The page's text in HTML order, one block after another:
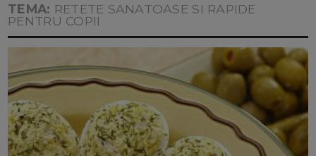
TEMA: RETETE SANATOASE SI RAPIDE
PENTRU COPII